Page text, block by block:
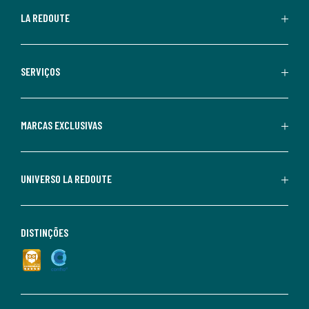
LA REDOUTE
SERVIÇOS
MARCAS EXCLUSIVAS
UNIVERSO LA REDOUTE
DISTINÇÕES